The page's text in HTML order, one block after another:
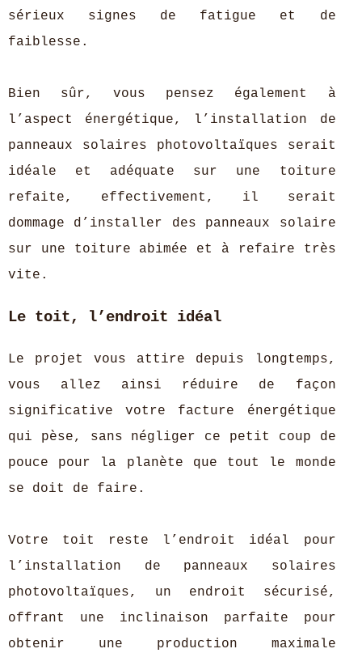
sérieux signes de fatigue et de
faiblesse.
Bien sûr, vous pensez également à
l’aspect énergétique, l’installation de
panneaux solaires photovoltaïques serait
idéale et adéquate sur une toiture
refaite, effectivement, il serait
dommage d’installer des panneaux solaire
sur une toiture abimée et à refaire très
vite.
Le toit, l’endroit idéal
Le projet vous attire depuis longtemps,
vous allez ainsi réduire de façon
significative votre facture énergétique
qui pèse, sans négliger ce petit coup de
pouce pour la planète que tout le monde
se doit de faire.
Votre toit reste l’endroit idéal pour
l’installation de panneaux solaires
photovoltaïques, un endroit sécurisé,
offrant une inclinaison parfaite pour
obtenir une production maximale